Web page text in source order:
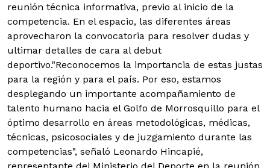
reunión técnica informativa, previo al inicio de la
competencia. En el espacio, las diferentes áreas
aprovecharon la convocatoria para resolver dudas y
ultimar detalles de cara al debut
deportivo."Reconocemos la importancia de estas justas
para la región y para el país. Por eso, estamos
desplegando un importante acompañamiento de
talento humano hacia el Golfo de Morrosquillo para el
óptimo desarrollo en áreas metodológicas, médicas,
técnicas, psicosociales y de juzgamiento durante las
competencias", señaló Leonardo Hincapié,
representante del Ministerio del Deporte en la reunión